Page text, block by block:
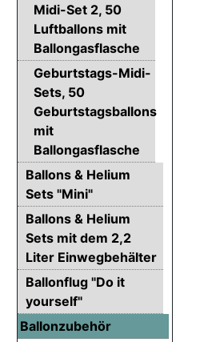
Midi-Set 2, 50
Luftballons mit
Ballongasflasche
Geburtstags-Midi-
Sets, 50
Geburtstagsballons
mit
Ballongasflasche
Ballons & Helium
Sets "Mini"
Ballons & Helium
Sets mit dem 2,2
Liter Einwegbehälter
Ballonflug "Do it
yourself"
Ballonzubehör